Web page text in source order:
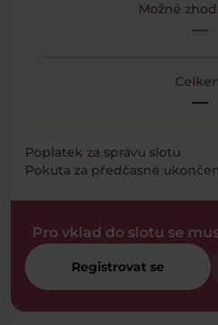
Možné
—
—
Poplatek za správu slotu
Pokuta za předčasné
Pro vklad do slotu se
Registrovat se